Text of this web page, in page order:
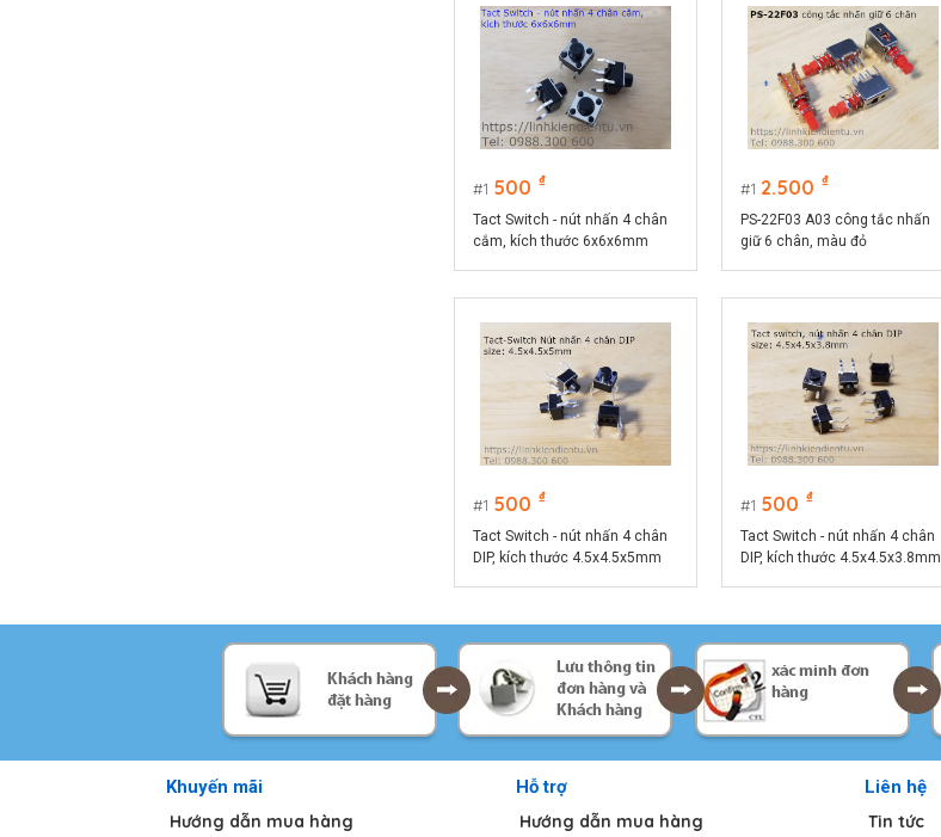
1 500 ₫
Tact Switch - nút nhấn 4 chân
cắm, kích thước 6x6x6mm
1 2.500 ₫
PS-22F03 A03 công tắc nhấn
giữ 6 chân, màu đỏ
1 500 ₫
Tact Switch - nút nhấn 4 chân
DIP, kích thước 4.5x4.5x5mm
1 500 ₫
Tact Switch - nút nhấn 4 chân
DIP, kích thước 4.5x4.5x3.8mm
Khuyến mãi
Hướng dẫn mua hàng
Hỗ trợ
Hướng dẫn mua hàng
Liên hệ
Tin tức